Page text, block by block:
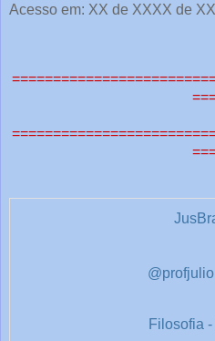
Acesso em: XX de XXXX de
Filosofia